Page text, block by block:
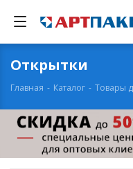
Открытки
Главная - Каталог - Товары